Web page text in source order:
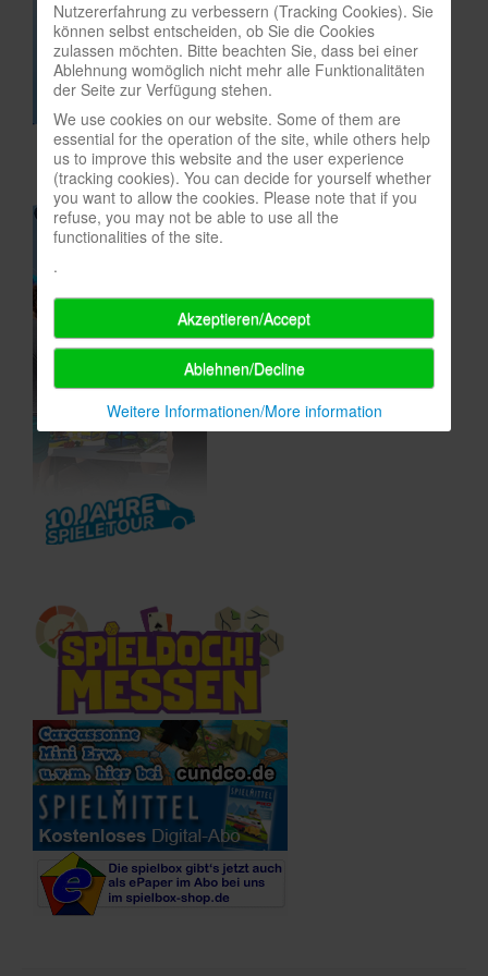
In eigener Sache-On our own behalf
Archivierte Meldungen-News archive
Nutzererfahrung zu verbessern (Tracking Cookies). Sie
können selbst entscheiden, ob Sie die Cookies
zulassen möchten. Bitte beachten Sie, dass bei einer
Ablehnung womöglich nicht mehr alle Funktionalitäten
der Seite zur Verfügung stehen.
We use cookies on our website. Some of them are
essential for the operation of the site, while others help
us to improve this website and the user experience
(tracking cookies). You can decide for yourself whether
you want to allow the cookies. Please note that if you
refuse, you may not be able to use all the
functionalities of the site.
.
Akzeptieren/Accept
Ablehnen/Decline
Weitere Informationen/More information